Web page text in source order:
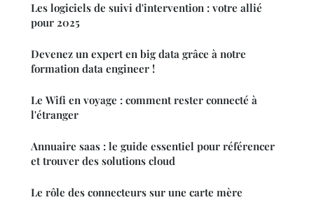
Les logiciels de suivi d'intervention : votre allié
pour 2025
Devenez un expert en big data grâce à notre
formation data engineer !
Le Wifi en voyage : comment rester connecté à
l'étranger
Annuaire saas : le guide essentiel pour référencer
et trouver des solutions cloud
Le rôle des connecteurs sur une carte mère